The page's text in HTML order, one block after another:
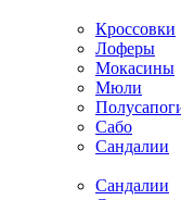
Кроссовки
Лоферы
Мокасины
Мюли
Сабо
Сандалии
Сандалии